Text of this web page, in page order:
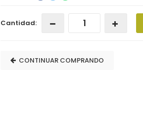
Cantidad:
CONTINUAR COMPRANDO